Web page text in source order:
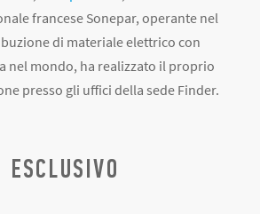
francese Sonepar, operante nel
di materiale elettrico con
nel mondo, ha realizzato il proprio
presso gli uffici della sede Finder.
ESCLUSIVO